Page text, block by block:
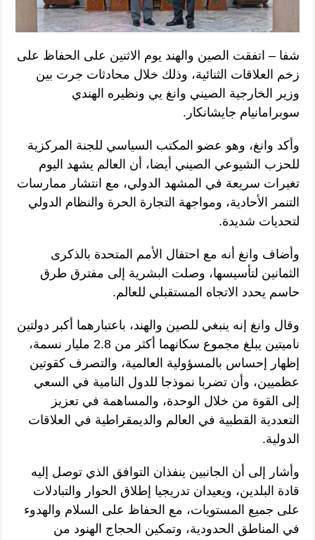
شفا – اتفقت الصين والهند يوم الاثنين على الحفاظ على
زخم العلاقات الثنائية، وذلك خلال محادثات جرت بين
وزير الخارجية الصيني وانغ يي ونظيره الهندي
سوبرامانيام جايشانكار.
وأكد وانغ، وهو عضو المكتب السياسي للجنة المركزية
للحزب الشيوعي الصيني أيضا، أن العالم يشهد اليوم
تغيرات سريعة في المشهد الدولي، مع انتشار ممارسات
التنمر الأحادية، ومواجهة التجارة الحرة والنظام الدولي
لتحديات شديدة.
وأضاف وانغ أنه مع احتفال الأمم المتحدة بالذكرى
الثمانين لتأسيسها، وصلت البشرية إلى مفترق طرق
حاسم يحدد الاتجاه المستقبلي للعالم.
وقال وانغ إنه ينبغي للصين والهند، باعتبارهما أكبر دولتين
ناميتين يبلغ مجموع سكانهما أكثر من 2.8 مليار نسمة،
إظهار إحساس بالمسؤولية العالمية، والتصرف كقوتين
عظميين، وأن تضربا نموذجا للدول النامية في السعي
إلى القوة من خلال الوحدة، والمساهمة في تعزيز
التعددية القطبية في العالم والديمقراطية في العلاقات
الدولية.
وأشار إلى أن الجانبين ينفذان التوافق الذي توصل إليه
قادة البلدين، ويعيدان تدريجيا إطلاق الحوار والتبادلات
على جميع المستويات، مع الحفاظ على السلام والهدوء
في المناطق الحدودية، وتمكين الحجاج الهنود من